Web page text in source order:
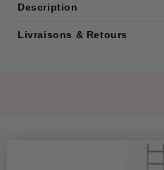
Description
Livraisons & Retours